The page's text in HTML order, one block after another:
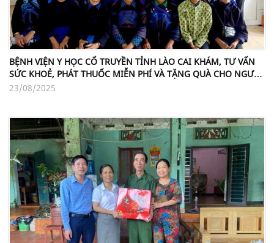
BỆNH VIỆN Y HỌC CỔ TRUYỀN TỈNH LÀO CAI KHÁM, TƯ VẤN
SỨC KHOẺ, PHÁT THUỐC MIỄN PHÍ VÀ TẶNG QUÀ CHO NGƯỜI
DÂN XÃ Y TÝ
23/08/2025